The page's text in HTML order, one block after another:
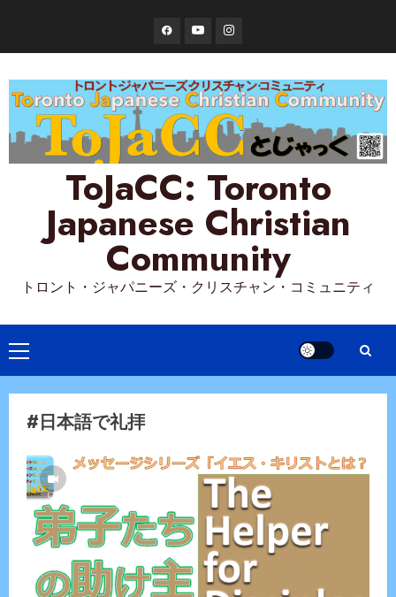
content
FacebookYouTubeInstagram
ToJaCC: Toronto
Japanese Christian
Community
トロント・ジャパニーズ・クリスチャン・コミュニティ
Primary
Menu
#日本語で礼拝